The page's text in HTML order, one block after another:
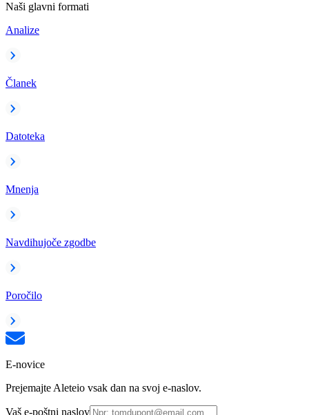
Naši glavni formati
Analize
Članek
Datoteka
Mnenja
Navdihujoče zgodbe
Poročilo
E-novice
Prejemajte Aleteio vsak dan na svoj e-naslov.
Vaš e-poštni naslov